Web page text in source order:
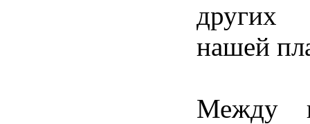
нашей
Между